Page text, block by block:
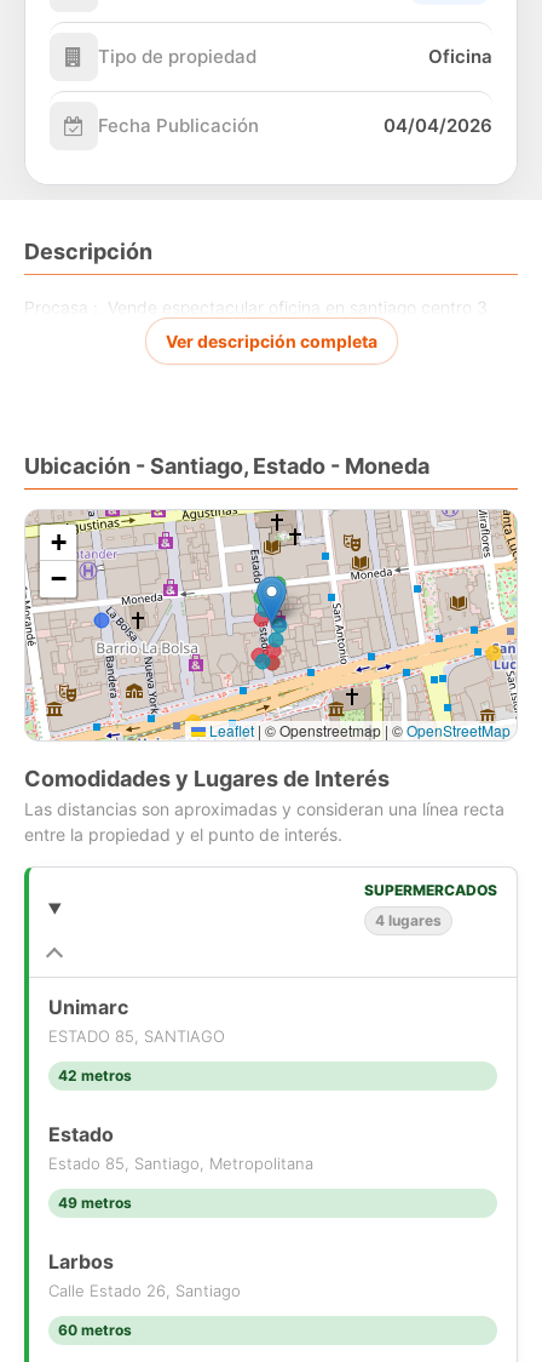
Tipo de propiedad Oficina
Fecha Publicación 04/04/2026
Descripción
Procasa :. Vende espectacular oficina en santiago centro 3
ambientes privados, ubicación privilegiada , a pasos de metro
universidad de chile
Ver descripción completa
Ubicación - Santiago, Estado - Moneda
+
−
Leaflet | © Openstreetmap | ©OpenStreetMap
Comodidades y Lugares de Interés
Las distancias son aproximadas y consideran una línea recta
entre la propiedad y el punto de interés.
SUPERMERCADOS
4 lugares
Unimarc
ESTADO 85, SANTIAGO
42 metros
Estado
Estado 85, Santiago, Metropolitana
49 metros
Larbos
Calle Estado 26, Santiago
60 metros